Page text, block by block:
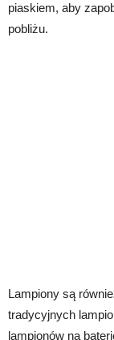
piaskiem, aby
pobliżu.
Lampiony są
tradycyjnych
lampionów na